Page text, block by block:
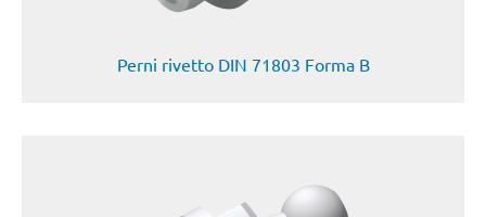
Perni rivetto DIN 71803 Forma B